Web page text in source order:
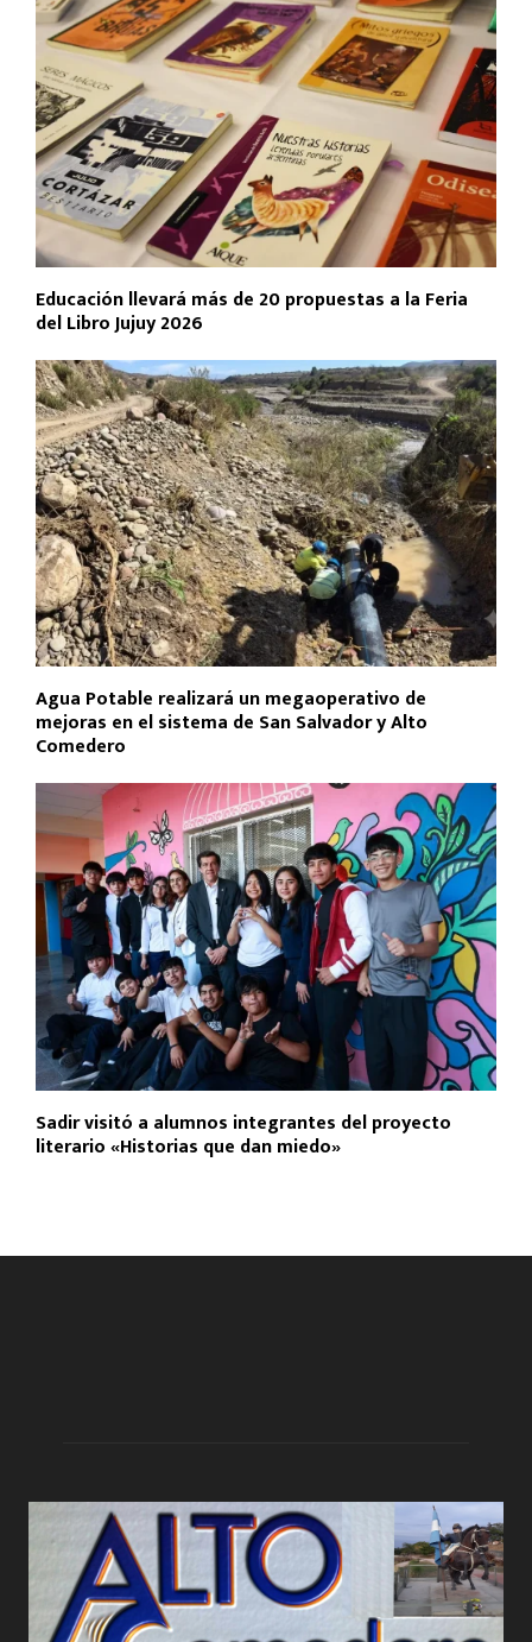
Educación llevará más de 20 propuestas a la Feria
del Libro Jujuy 2026
Agua Potable realizará un megaoperativo de
mejoras en el sistema de San Salvador y Alto
Comedero
Sadir visitó a alumnos integrantes del proyecto
literario «Historias que dan miedo»